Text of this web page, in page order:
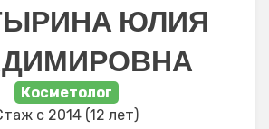
ЮЛИЯ
Косметолог
с 2014 (12 лет)